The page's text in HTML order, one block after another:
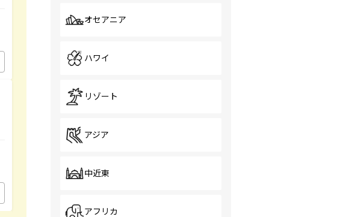
オセアニア
ハワイ
リゾート
アジア
中近東
アフリカ